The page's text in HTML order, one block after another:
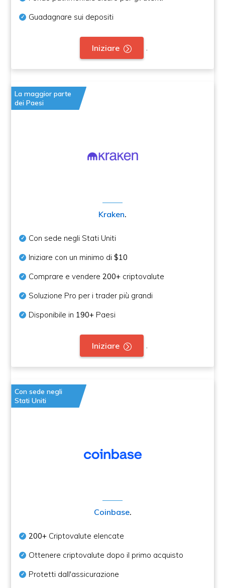
Guadagnare sui depositi
Iniziare
La maggior parte
dei Paesi
Kraken.
Con sede negli Stati Uniti
Iniziare con un minimo di$10
Comprare e vendere200+ criptovalute
Soluzione Pro per i trader più grandi
Disponibile in 190+ Paesi
Iniziare
Con sede negli
Stati Uniti
Coinbase.
200+ Criptovalute elencate
Ottenere criptovalute dopo il primo acquisto
Protetti dall'assicurazione